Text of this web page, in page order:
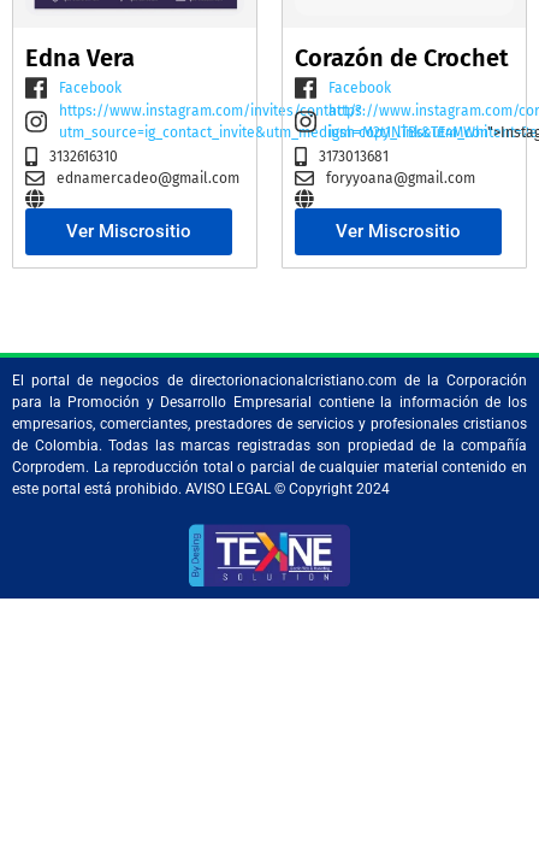
Edna Vera
Facebook
https://www.instagram.com/invites/contact/?
3132616310
ednamercadeo@gmail.com
Ver Miscrositio
Corazón de Crochet
Facebook
https://www.instagram.com/
igsh=M2t1NTBscTE4MWhi
3173013681
foryyoana@gmail.com
Ver Miscrositio
El portal de negocios de directorionacionalcristiano.com de la Corporación
para la Promoción y Desarrollo Empresarial contiene la información de los
empresarios, comerciantes, prestadores de servicios y profesionales cristianos
de Colombia. Todas las marcas registradas son propiedad de la compañía
Corprodem. La reproducción total o parcial de cualquier material contenido en
este portal está prohibido. AVISO LEGAL © Copyright 2024